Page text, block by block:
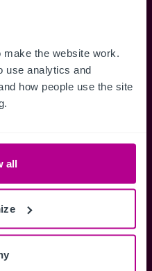
the website work.
use analytics and
how people use the site
all
bien
des alertes.